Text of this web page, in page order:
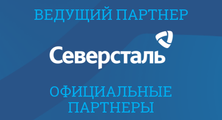
ВЕДУЩИЙ ПАРТНЕР
ОФИЦИАЛЬНЫЕ
ПАРТНЕРЫ